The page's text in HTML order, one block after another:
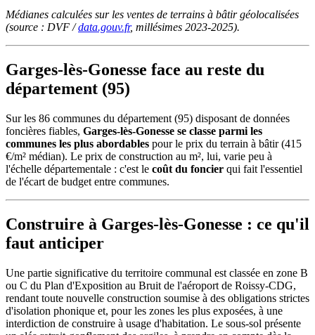
Médianes calculées sur les ventes de terrains à bâtir géolocalisées
(source : DVF /data.gouv.fr, millésimes 2023-2025).
Garges-lès-Gonesse face au reste du
département (95)
Sur les 86 communes du département (95) disposant de données
foncières fiables, Garges-lès-Gonesse se classe parmi les
communes les plus abordables pour le prix du terrain à bâtir (415
€/m² médian). Le prix de construction au m², lui, varie peu à
l'échelle départementale : c'est le coût du foncier qui fait l'essentiel
de l'écart de budget entre communes.
Construire à Garges-lès-Gonesse : ce qu'il
faut anticiper
Une partie significative du territoire communal est classée en zone B
ou C du Plan d'Exposition au Bruit de l'aéroport de Roissy-CDG,
rendant toute nouvelle construction soumise à des obligations strictes
d'isolation phonique et, pour les zones les plus exposées, à une
interdiction de construire à usage d'habitation. Le sous-sol présente